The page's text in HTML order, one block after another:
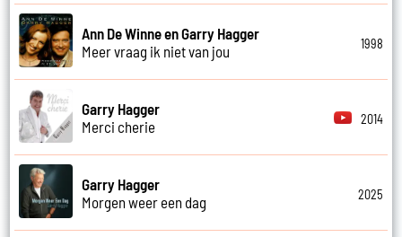
Ann De Winne en Garry Hagger
Meer vraag ik niet van jou
1998
Garry Hagger
Merci cherie
2014
Garry Hagger
Morgen weer een dag
2025